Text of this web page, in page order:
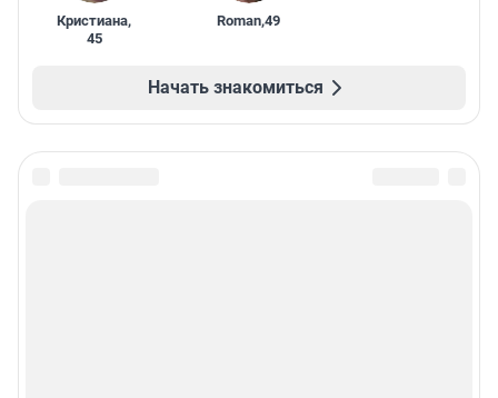
Кристиана,
45
Roman,49
Начать знакомиться